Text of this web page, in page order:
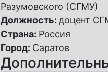
Разумовского (СГМУ)
Должность: доцент
Страна: Россия
Город: Саратов